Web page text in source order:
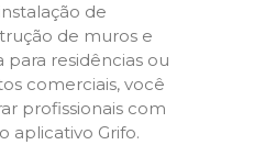
de
de muros e
para residências ou
comerciais, você
profissionais com
aplicativo Grifo.